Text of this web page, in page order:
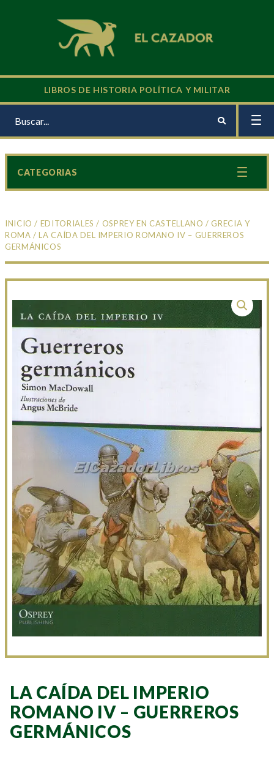
LIBROS DE HISTORIA POLÍTICA Y MILITAR
INICIO / EDITORIALES / OSPREY EN CASTELLANO / GRECIA Y
ROMA / LA CAÍDA DEL IMPERIO ROMANO IV – GUERREROS
GERMÁNICOS
LA CAÍDA DEL IMPERIO
ROMANO IV – GUERREROS
GERMÁNICOS
CATEGORIAS